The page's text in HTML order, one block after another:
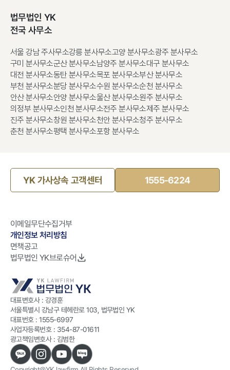
법무법인 YK
전국 사무소
서울 강남 주사무소강릉 분사무소고양 분사무소광주 분사무소
구미 분사무소군산 분사무소남양주 분사무소대구 분사무소
대전 분사무소동탄 분사무소목포 분사무소부산 분사무소
부천 분사무소분당 분사무소수원 분사무소순천 분사무소
안산 분사무소안양 분사무소울산 분사무소원주 분사무소
의정부 분사무소인천 분사무소전주 분사무소제주 분사무소
진주 분사무소창원 분사무소천안 분사무소청주 분사무소
춘천 분사무소평택 분사무소포항 분사무소
YK 가사상속 고객센터 1555-6224
이메일무단수집거부
개인정보 처리방침
면책공고
법무법인 YK브로슈어
대표변호사 : 강경훈
서울특별시 강남구 테헤란로 103, 법무법인 YK
대표번호 :1555-6997
사업자등록번호 : 354-87-01611
광고책임변호사 : 김범한